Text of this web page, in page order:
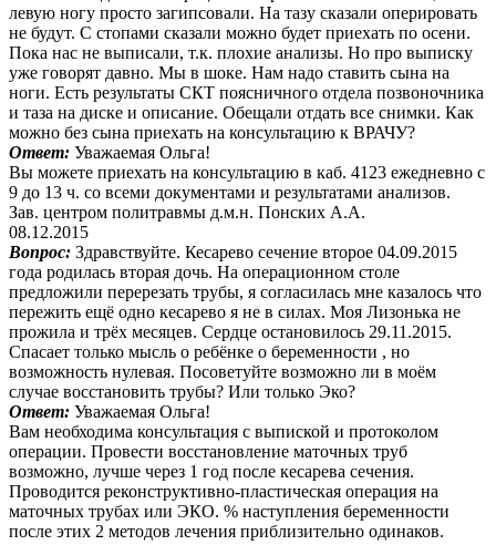
левую ногу просто загипсовали. На тазу сказали оперировать
не будут. С стопами сказали можно будет приехать по осени.
Пока нас не выписали, т.к. плохие анализы. Но про выписку
уже говорят давно. Мы в шоке. Нам надо ставить сына на
ноги. Есть результаты СКТ поясничного отдела позвоночника
и таза на диске и описание. Обещали отдать все снимки. Как
можно без сына приехать на консультацию к ВРАЧУ?
Ответ: Уважаемая Ольга!
Вы можете приехать на консультацию в каб. 4123 ежедневно с
9 до 13 ч. со всеми документами и результатами анализов.
Зав. центром политравмы д.м.н. Понских А.А.
08.12.2015
Вопрос: Здравствуйте. Кесарево сечение второе 04.09.2015
года родилась вторая дочь. На операционном столе
предложили перерезать трубы, я согласилась мне казалось что
пережить ещё одно кесарево я не в силах. Моя Лизонька не
прожила и трёх месяцев. Сердце остановилось 29.11.2015.
Спасает только мысль о ребёнке о беременности , но
возможность нулевая. Посоветуйте возможно ли в моём
случае восстановить трубы? Или только Эко?
Ответ: Уважаемая Ольга!
Вам необходима консультация с выпиской и протоколом
операции. Провести восстановление маточных труб
возможно, лучше через 1 год после кесарева сечения.
Проводится реконструктивно-пластическая операция на
маточных трубах или ЭКО. % наступления беременности
после этих 2 методов лечения приблизительно одинаков.